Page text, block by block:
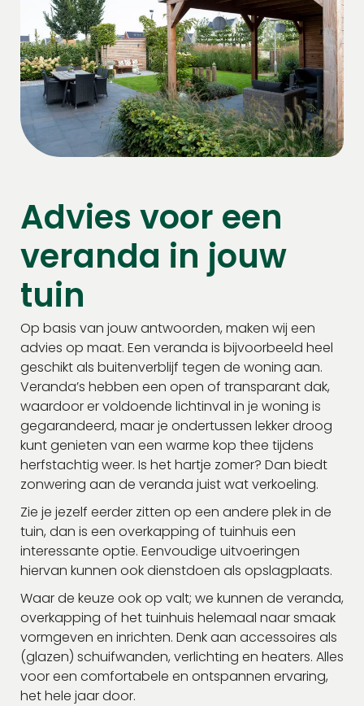
Advies voor een
veranda in jouw
tuin
Op basis van jouw antwoorden, maken wij een
advies op maat. Een veranda is bijvoorbeeld heel
geschikt als buitenverblijf tegen de woning aan.
Veranda’s hebben een open of transparant dak,
waardoor er voldoende lichtinval in je woning is
gegarandeerd, maar je ondertussen lekker droog
kunt genieten van een warme kop thee tijdens
herfstachtig weer. Is het hartje zomer? Dan biedt
zonwering aan de veranda juist wat verkoeling.
Zie je jezelf eerder zitten op een andere plek in de
tuin, dan is een overkapping of tuinhuis een
interessante optie. Eenvoudige uitvoeringen
hiervan kunnen ook dienstdoen als opslagplaats.
Waar de keuze ook op valt; we kunnen de veranda,
overkapping of het tuinhuis helemaal naar smaak
vormgeven en inrichten. Denk aan accessoires als
(glazen) schuifwanden, verlichting en heaters. Alles
voor een comfortabele en ontspannen ervaring,
het hele jaar door.